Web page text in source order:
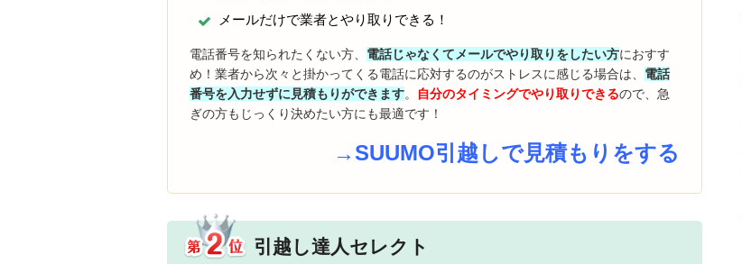
メールだけで業者とやり取りできる！
電話番号を知られたくない方、 電話じゃなくてメールでやり取りをしたい方におすす
め！業者から次々と掛かってくる電話に応対するのがストレスに感じる場合は、 電話
番号を入力せずに見積もりができます。 自分のタイミングでやり取りできるので、急
ぎの方もじっくり決めたい方にも最適です！
→SUUMO引越しで見積もりをする
引越し達人セレクト